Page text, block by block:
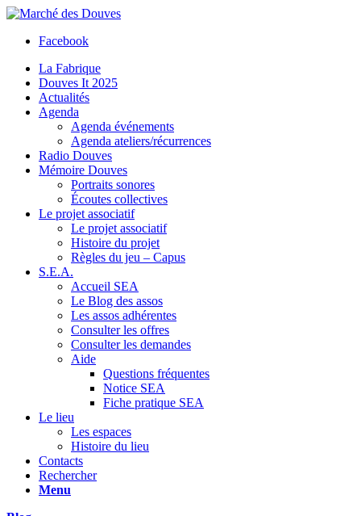
Facebook
La Fabrique
Douves It 2025
Actualités
Agenda
Agenda événements
Agenda ateliers/récurrences
Radio Douves
Mémoire Douves
Portraits sonores
Écoutes collectives
Le projet associatif
Le projet associatif
Histoire du projet
Règles du jeu – Capus
S.E.A.
Accueil SEA
Le Blog des assos
Les assos adhérentes
Consulter les offres
Consulter les demandes
Aide
Questions fréquentes
Notice SEA
Fiche pratique SEA
Le lieu
Les espaces
Histoire du lieu
Contacts
Rechercher
Menu